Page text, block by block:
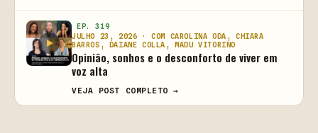
EP. 319
JULHO 23, 2026 · COM CAROLINA ODA, CHIARA
BARROS, DAIANE COLLA, MADU VITORINO
Opinião, sonhos e o desconforto de viver em
voz alta
VEJA POST COMPLETO →